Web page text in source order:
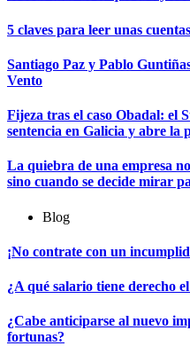
5 claves para leer unas
Santiago Paz y Pablo
Vento
Fijeza tras el caso Obadal: el
sentencia en Galicia y abre la
La quiebra de una empresa
sino cuando se decide mirar
Blog
¡No contrate con un
¿A qué salario tiene derecho
¿Cabe anticiparse al nuevo
fortunas?